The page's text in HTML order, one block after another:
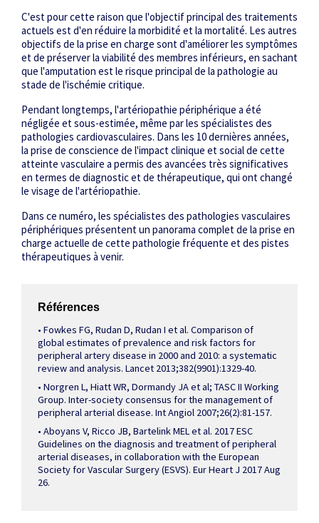
C'est pour cette raison que l'objectif principal des traitements
actuels est d'en réduire la morbidité et la mortalité. Les autres
objectifs de la prise en charge sont d'améliorer les symptômes
et de préserver la viabilité des membres inférieurs, en sachant
que l'amputation est le risque principal de la pathologie au
stade de l'ischémie critique.
Pendant longtemps, l'artériopathie périphérique a été
négligée et sous-estimée, même par les spécialistes des
pathologies cardiovasculaires. Dans les 10 dernières années,
la prise de conscience de l'impact clinique et social de cette
atteinte vasculaire a permis des avancées très significatives
en termes de diagnostic et de thérapeutique, qui ont changé
le visage de l'artériopathie.
Dans ce numéro, les spécialistes des pathologies vasculaires
périphériques présentent un panorama complet de la prise en
charge actuelle de cette pathologie fréquente et des pistes
thérapeutiques à venir.
Références
• Fowkes FG, Rudan D, Rudan I et al. Comparison of
global estimates of prevalence and risk factors for
peripheral artery disease in 2000 and 2010: a systematic
review and analysis. Lancet 2013;382(9901):1329-40.
• Norgren L, Hiatt WR, Dormandy JA et al; TASC II Working
Group. Inter-society consensus for the management of
peripheral arterial disease. Int Angiol 2007;26(2):81-157.
• Aboyans V, Ricco JB, Bartelink MEL et al. 2017 ESC
Guidelines on the diagnosis and treatment of peripheral
arterial diseases, in collaboration with the European
Society for Vascular Surgery (ESVS). Eur Heart J 2017 Aug
26.